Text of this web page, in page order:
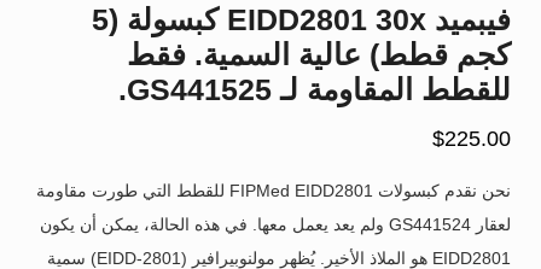
فيبميد EIDD2801 30x كبسولة (5
كجم قطط) عالية السمية. فقط
للقطط المقاومة لـ GS441525.
$225.00
نحن نقدم كبسولات FIPMed EIDD2801 للقطط التي طورت مقاومة
لعقار GS441524 ولم يعد يعمل معها. في هذه الحالة، يمكن أن يكون
EIDD2801 هو الملاذ الأخير. يُظهر مولنوبيرافير (EIDD-2801) سمية